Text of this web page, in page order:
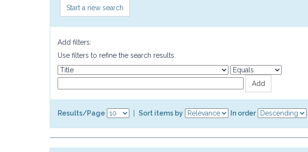
Start a new search
Add filters:
Use filters to refine the search results.
Results/Page Sort items by In order